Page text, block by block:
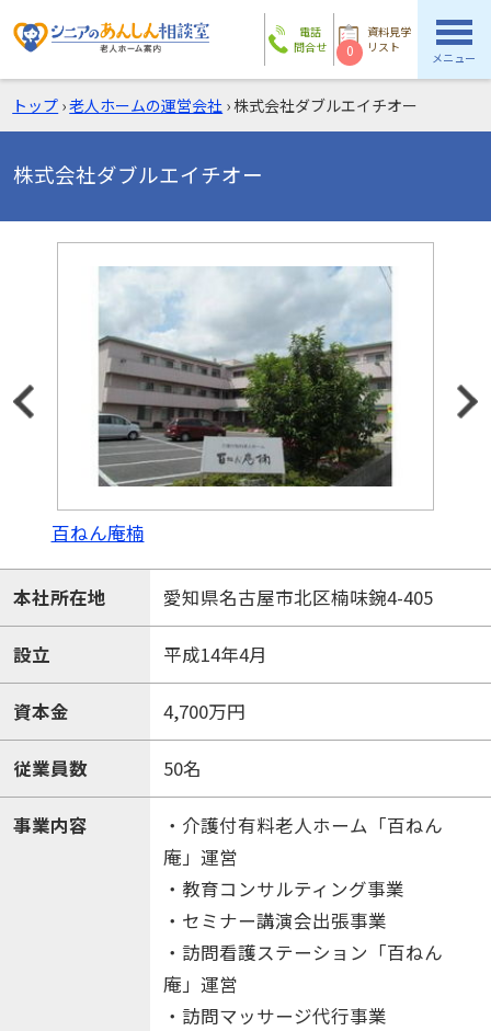
電話
問合せ
資料見学
リスト
0 メニュー
トップ ›老人ホームの運営会社 ›株式会社ダブルエイチオー
株式会社ダブルエイチオー
百ねん庵楠
本社所在地 愛知県名古屋市北区楠味鋺4-405
設立 平成14年4月
資本金 4,700万円
従業員数 50名
事業内容
・介護付有料老人ホーム「百ねん
庵」運営
・教育コンサルティング事業
・セミナー講演会出張事業
・訪問看護ステーション「百ねん
庵」運営
・訪問マッサージ代行事業